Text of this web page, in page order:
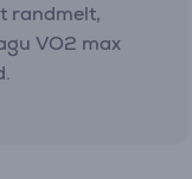
randmelt,
VO2 max